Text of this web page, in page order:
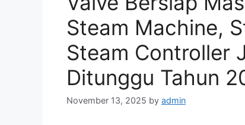
Steam Machine,
Steam Controller
Ditunggu Tahun
November 13, 2025 by admin